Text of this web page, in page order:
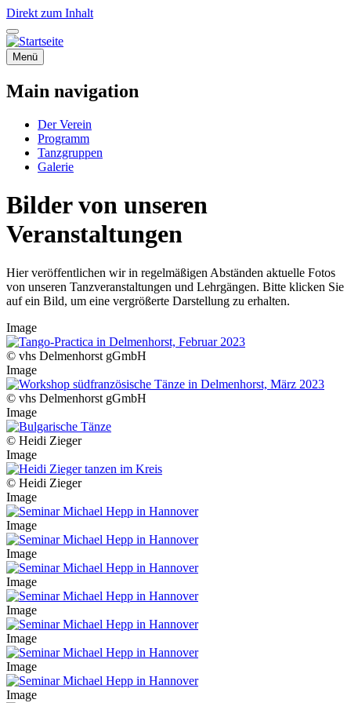
Direkt zum Inhalt
Menü
Main navigation
Der Verein
Programm
Tanzgruppen
Galerie
Bilder von unseren
Veranstaltungen
Hier veröffentlichen wir in regelmäßigen Abständen aktuelle Fotos
von unseren Tanzveranstaltungen und Lehrgängen. Bitte klicken Sie
auf ein Bild, um eine vergrößerte Darstellung zu erhalten.
Image
© vhs Delmenhorst gGmbH
Image
© vhs Delmenhorst gGmbH
Image
© Heidi Zieger
Image
© Heidi Zieger
Image
Image
Image
Image
Image
Image
Image
Image